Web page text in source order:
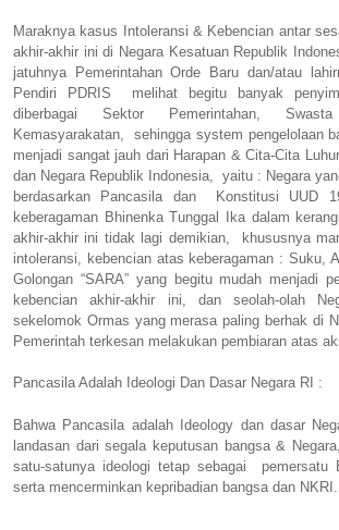
Maraknya kasus Intoleransi & Kebencian antar
akhir-akhir ini di Negara Kesatuan Republik
jatuhnya Pemerintahan Orde Baru dan/atau
Pendiri PDRIS melihat begitu banyak
diberbagai Sektor Pemerintahan,
Kemasyarakatan, sehingga system pengelolaan
menjadi sangat jauh dari Harapan & Cita-Cita
dan Negara Republik Indonesia, yaitu : Negara
berdasarkan Pancasila dan Konstitusi UUD
keberagaman Bhinenka Tunggal Ika dalam
akhir-akhir ini tidak lagi demikian, khususnya
intoleransi, kebencian atas keberagaman : Suku,
Golongan “SARA” yang begitu mudah menjadi
kebencian akhir-akhir ini, dan seolah-olah
sekelomok Ormas yang merasa paling berhak di
Pemerintah terkesan melakukan pembiaran atas
Pancasila Adalah Ideologi Dan Dasar Negara RI :
Bahwa Pancasila adalah Ideology dan dasar
landasan dari segala keputusan bangsa &
satu-satunya ideologi tetap sebagai
pemersatu
serta mencerminkan kepribadian bangsa dan NKRI.